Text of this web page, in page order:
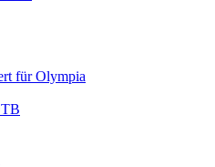
für Olympia